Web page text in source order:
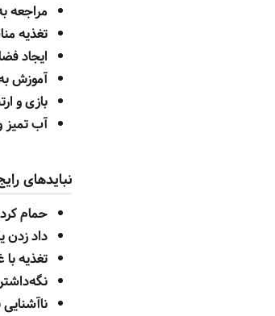
مراجعه
تغذیه
ایجاد
آموزش
بازی و
آب تمیز
نبایدهای
حمام
داد زدن
تغذیه